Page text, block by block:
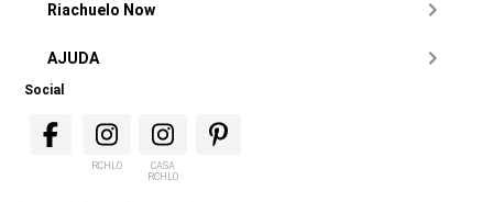
Riachuelo Now
AJUDA
Social
RCHLO
CASA
RCHLO